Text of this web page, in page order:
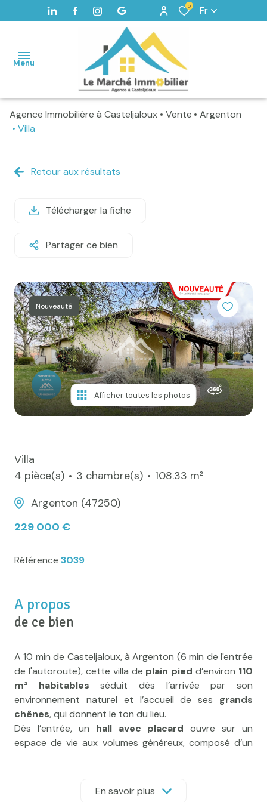
0 Fr
Menu
Accueil
Terrains
Home
Actualités
Newsletter
Honoraires
Contact
Agence Immobilière à Casteljaloux Vente
Argenton
Villa
Retour aux résultats
Télécharger la fiche
Partager ce bien
Nouveauté
Afficher toutes les photos
Villa
4 pièce(s)
3 chambre(s)
108.33 m²
Argenton (47250)
229 000 €
Référence 3039
A propos
de ce bien
A 10 min de Casteljaloux, à Argenton (6 min de l'entrée
de l'autoroute), cette villa de plain pied d’environ 110
m² habitables séduit dès l’arrivée par son
environnement naturel et l’accueil de ses grands
chênes, qui donnent le ton du lieu.
Dès l’entrée, un hall avec placard ouvre sur un
espace de vie aux volumes généreux, composé d’un
couverte idéale pour les moments de détente, repas
En savoir plus